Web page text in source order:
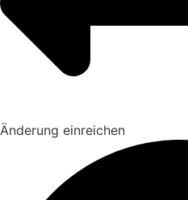
Änderung einreichen